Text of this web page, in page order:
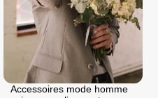
Accessoires mode homme